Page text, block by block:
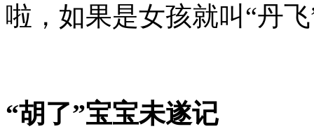
啦，如果是女孩就叫“丹
“胡了”宝宝未遂记